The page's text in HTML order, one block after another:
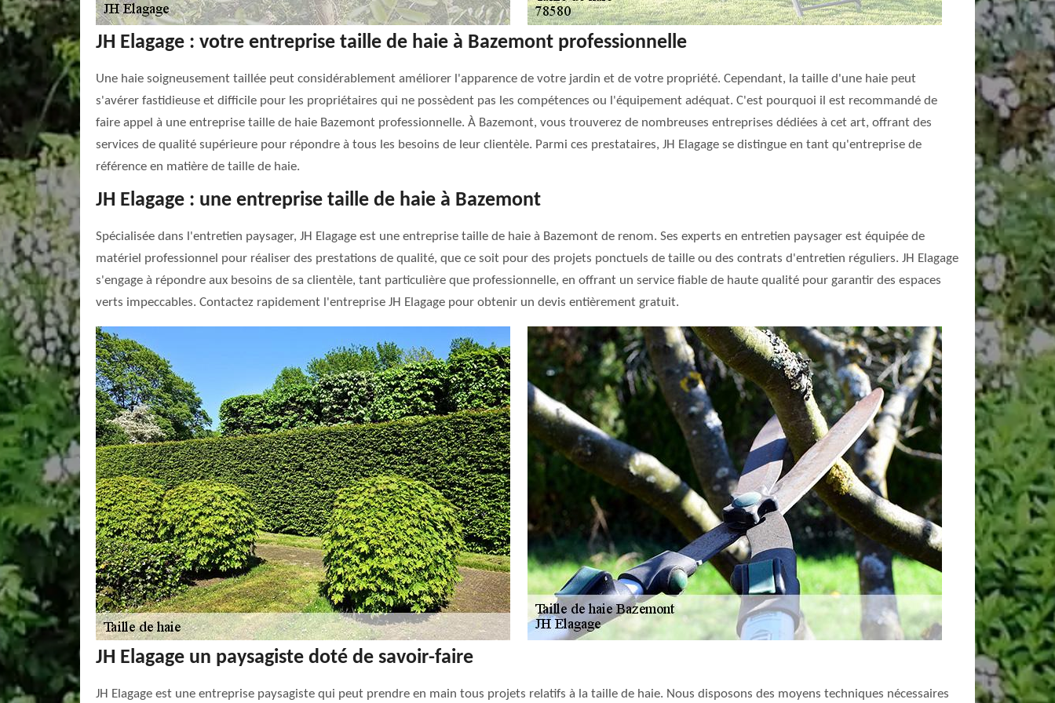
JH Elagage : votre entreprise taille de haie à Bazemont professionnelle
Une haie soigneusement taillée peut considérablement améliorer l'apparence de votre jardin et de votre propriété. Cependant, la taille d'une haie peut
s'avérer fastidieuse et difficile pour les propriétaires qui ne possèdent pas les compétences ou l'équipement adéquat. C'est pourquoi il est recommandé de
faire appel à une entreprise taille de haie Bazemont professionnelle. À Bazemont, vous trouverez de nombreuses entreprises dédiées à cet art, offrant des
services de qualité supérieure pour répondre à tous les besoins de leur clientèle. Parmi ces prestataires, JH Elagage se distingue en tant qu'entreprise de
référence en matière de taille de haie.
JH Elagage : une entreprise taille de haie à Bazemont
Spécialisée dans l'entretien paysager, JH Elagage est une entreprise taille de haie à Bazemont de renom. Ses experts en entretien paysager est équipée de
matériel professionnel pour réaliser des prestations de qualité, que ce soit pour des projets ponctuels de taille ou des contrats d'entretien réguliers. JH Elagage
s'engage à répondre aux besoins de sa clientèle, tant particulière que professionnelle, en offrant un service fiable de haute qualité pour garantir des espaces
verts impeccables. Contactez rapidement l'entreprise JH Elagage pour obtenir un devis entièrement gratuit.
JH Elagage un paysagiste doté de savoir-faire
JH Elagage est une entreprise paysagiste qui peut prendre en main tous projets relatifs à la taille de haie. Nous disposons des moyens techniques nécessaires